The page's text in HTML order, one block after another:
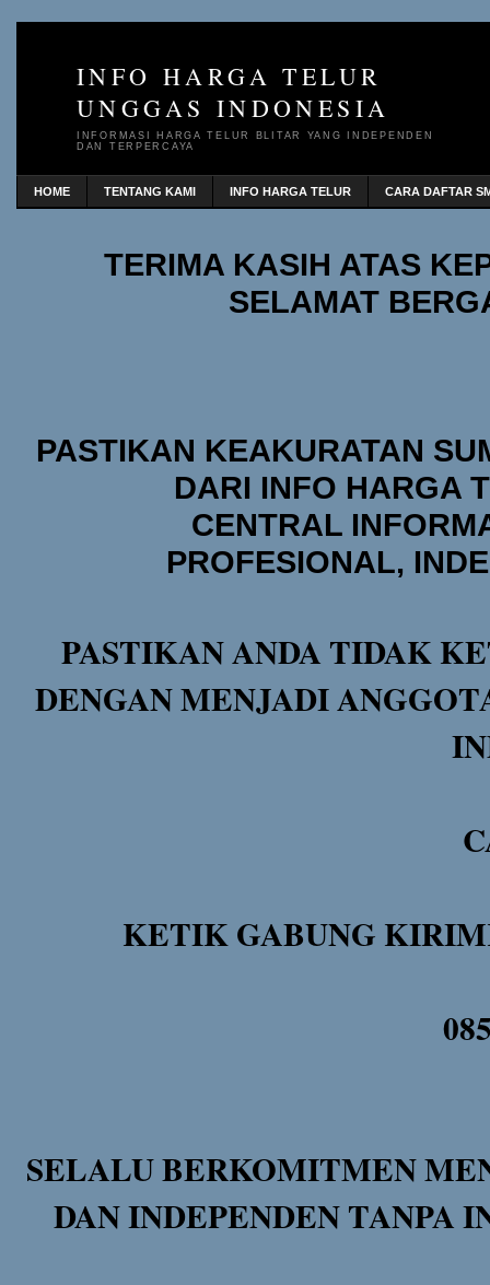
INFO HARGA TELUR
UNGGAS INDONESIA
INFORMASI HARGA TELUR BLITAR YANG INDEPENDEN
DAN TERPERCAYA
HOME TENTANG KAMI INFO HARGA TELUR CARA DAFTAR
TERIMA KASIH ATAS
SELAMAT
PASTIKAN KEAKURATAN
DARI INFO HARGA
CENTRAL
PROFESIONAL,
PASTIKAN ANDA TIDAK
DENGAN MENJADI
KETIK GABUNG
SELALU BERKOMITMEN
DAN INDEPENDEN TANPA